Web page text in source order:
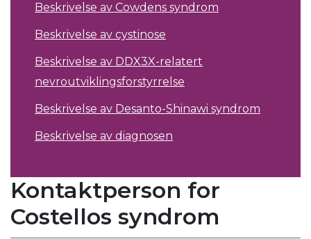
Beskrivelse av Cowdens syndrom
Beskrivelse av cystinose
Beskrivelse av DDX3X-relatert
nevroutviklingsforstyrrelse
Beskrivelse av Desanto-Shinawi syndrom
Beskrivelse av diagnosen
Kontaktperson for
Costellos syndrom